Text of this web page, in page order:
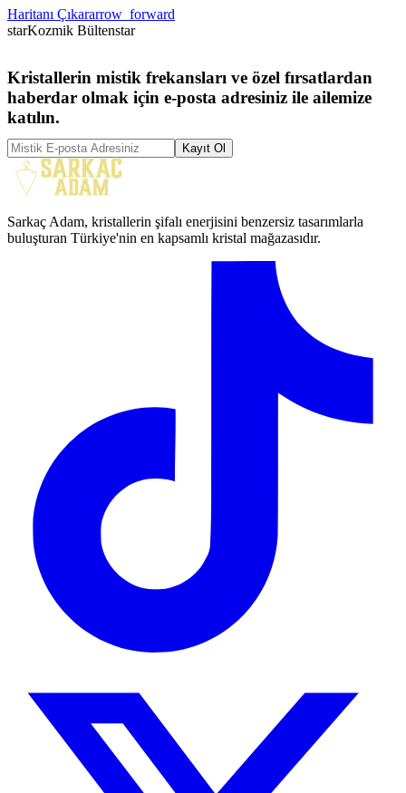
Haritanı Çıkararrow_forward
starKozmik Bültenstar
Kristallerin mistik frekansları ve özel fırsatlardan
haberdar olmak için e-posta adresiniz ile ailemize
katılın.
Kayıt Ol
Sarkaç Adam, kristallerin şifalı enerjisini benzersiz tasarımlarla
buluşturan Türkiye'nin en kapsamlı kristal mağazasıdır.